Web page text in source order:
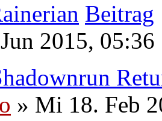
2015, 05:36
» Mi 18. Feb